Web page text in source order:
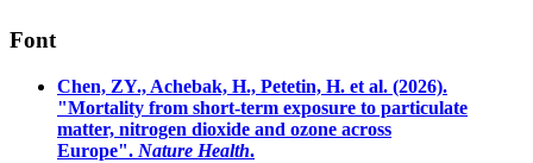
Font
Chen, ZY., Achebak, H., Petetin, H. et al. (2026).
"Mortality from short-term exposure to particulate
matter, nitrogen dioxide and ozone across
Europe". Nature Health.